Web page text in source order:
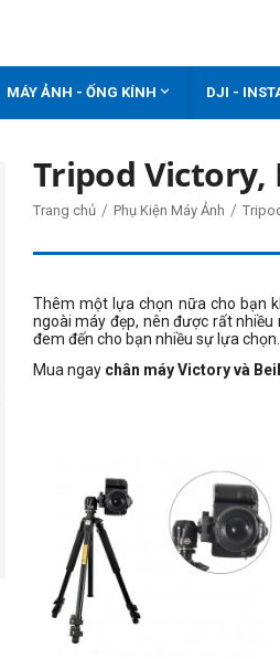
MÁY ẢNH - ỐNG KÍNH  DJI -
Tripod Victory,
Trang chủ / Phụ Kiện Máy Ảnh /
Thêm một lựa chọn nữa cho bạn
ngoài máy đẹp, nên được rất
đem đến cho bạn nhiều sự lựa chọn.
Mua ngay chân máy Victory và